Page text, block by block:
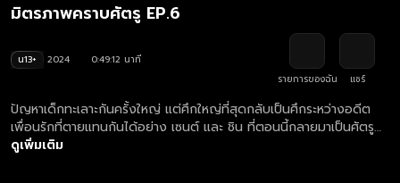
มิตรภาพคราบศัตรู EP.6
น13+ 2024
0:49:12 นาที
รายการของฉัน
แชร์
ปัญหาเด็กทะเลาะกันครั้งใหญ่ แต่ศึกใหญ่ที่สุดกลับเป็นศึกระหว่างอดีต
เพื่อนรักที่ตายแทนกันได้อย่าง เซนต์ และ ชิน ที่ตอนนี้กลายมาเป็นศัตรู
กัน และในเทอมใหม่นี้ก็คือโอกาสที่ทั้งคู่จะได้ฟื้นคืนความสัมพันธ์ หรือไม่ก็
ดูเพิ่มเติม